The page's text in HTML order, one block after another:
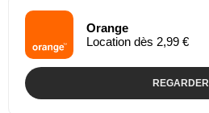
Orange
Location dès 2,99 €
REGARDER